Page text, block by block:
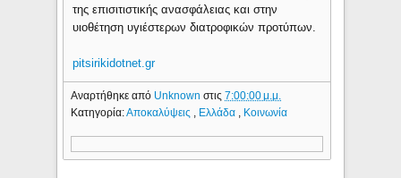
της επισιτιστικής ανασφάλειας και στην
υιοθέτηση υγιέστερων διατροφικών προτύπων.
pitsirikidotnet.gr
Αναρτήθηκε από Unknownστις7:00:00 μ.μ.
Κατηγορία:Αποκαλύψεις Ελλάδα Κοινωνία